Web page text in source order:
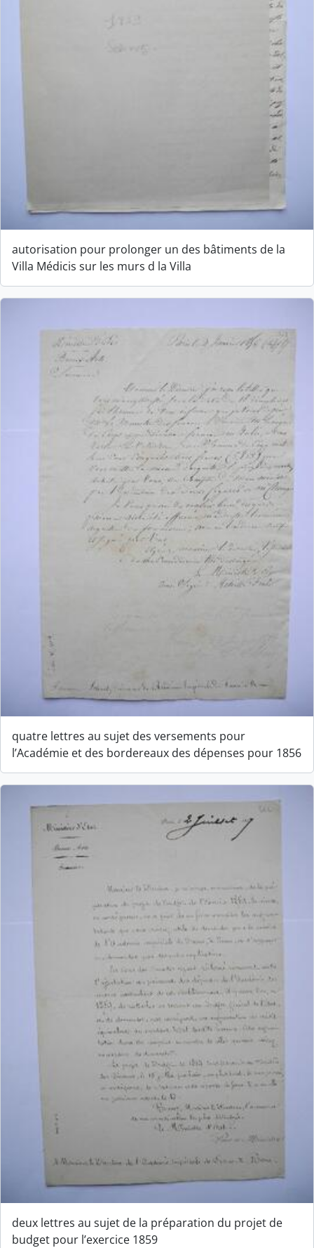
autorisation pour prolonger un des bâtiments de la
Villa Médicis sur les murs d la Villa
quatre lettres au sujet des versements pour
l’Académie et des bordereaux des dépenses pour 1856
deux lettres au sujet de la préparation du projet de
budget pour l’exercice 1859